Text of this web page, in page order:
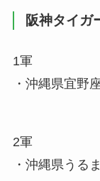
阪神タイガ
1軍
・沖縄県宜
2軍
・沖縄県う